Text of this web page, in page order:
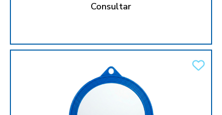
Consultar